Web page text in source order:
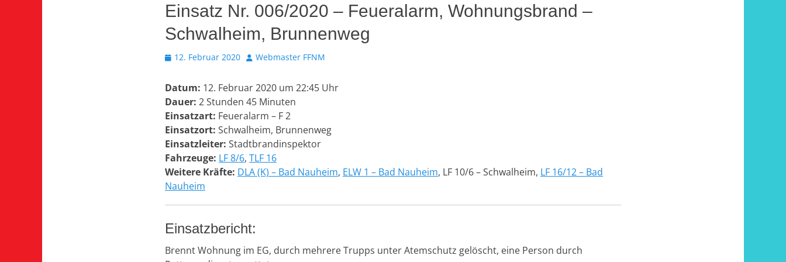
Einsatz Nr. 006/2020 – Feueralarm, Wohnungsbrand –
Schwalheim, Brunnenweg
Veröffentlicht
12. Februar 2020 AutorWebmaster FFNM
Datum: 12. Februar 2020 um 22:45 Uhr
Dauer: 2 Stunden 45 Minuten
Einsatzart: Feueralarm – F 2
Einsatzort: Schwalheim, Brunnenweg
Einsatzleiter: Stadtbrandinspektor
Fahrzeuge: LF 8/6, TLF 16
Weitere Kräfte: DLA (K) – Bad Nauheim, ELW 1 – Bad Nauheim, LF 10/6 – Schwalheim, LF 16/12 – Bad
Nauheim
Einsatzbericht:
Brennt Wohnung im EG, durch mehrere Trupps unter Atemschutz gelöscht, eine Person durch